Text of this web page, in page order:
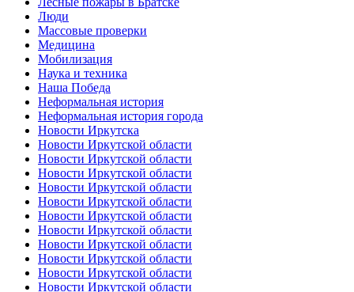
Люди
Массовые проверки
Медицина
Мобилизация
Наука и техника
Наша Победа
Неформальная история
Неформальная история города
Новости Иркутска
Новости Иркутской области
Новости Иркутской области
Новости Иркутской области
Новости Иркутской области
Новости Иркутской области
Новости Иркутской области
Новости Иркутской области
Новости Иркутской области
Новости Иркутской области
Новости Иркутской области
Новости Иркутской области